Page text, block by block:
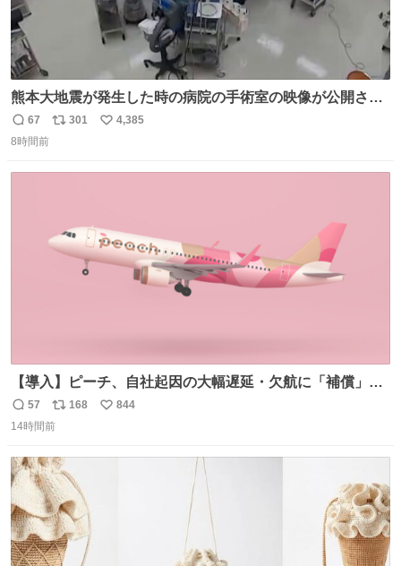
熊本大地震が発生した時の病院の手術室の映像が公開され
ていたがとにかく怖すぎる x.com/nhk_news/statu…
news.web.nhk/newsweb/na/na-… #熊本 #大地震 #手術室
返
信
67
リ
301
い
4,385
8時間前
【導入】ピーチ、自社起因の大幅遅延・欠航に「補償」開
始へ news.livedoor.com/article/detail… 同社に起因する理
由によって大幅遅延や欠航が発生した場合、乗客が負担し
は1人あたり上限1万円、国際線は上限2万円まで支払う。
返
信
57
リ
ポ
ト
数
168
い
844
14時間前